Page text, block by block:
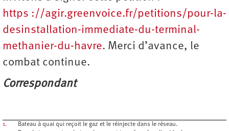
https ://agir.greenvoice.fr/petitions/pour-la-
desinstallation-immediate-du-terminal-
methanier-du-havre. Merci d’avance, le
combat continue.
Correspondant
1.
Bateau à quai qui reçoit le gaz et le réinjecte dans le réseau.